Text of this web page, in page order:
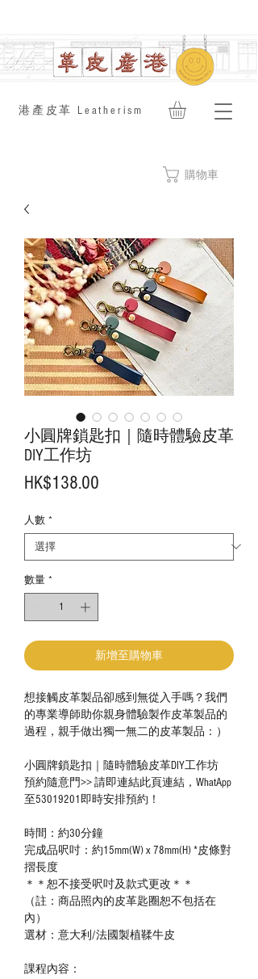
​港產皮革 Leatherism
購物車
小圓牌鎖匙扣｜隨時體驗皮革
DIY工作坊
HK$138.00
人數 *
數量 *
新增至購物車
想接觸皮革製品卻感到無從入手嗎？我們
的專業導師助你親身體驗製作皮革製品的
過程，親手做出獨一無二的皮革製品：）
小圓牌鎖匙扣｜隨時體驗皮革DIY工作坊
預約隨意門>> 請即連結此頁連結，WhatApp
至53019201即時安排預約！
時間：約30分鐘
完成品呎吋：約15mm(W) x 78mm(H) *皮條對
摺長度
＊＊恕不接受呎吋及款式更改＊＊
（註：商品照內的皮革匙圈恕不包括在
內）
選材：意大利/法國製植鞣牛皮
課程內容：